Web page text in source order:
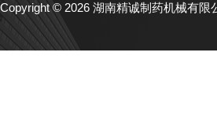
Copyright © 2026 湖南精诚制药机械有限